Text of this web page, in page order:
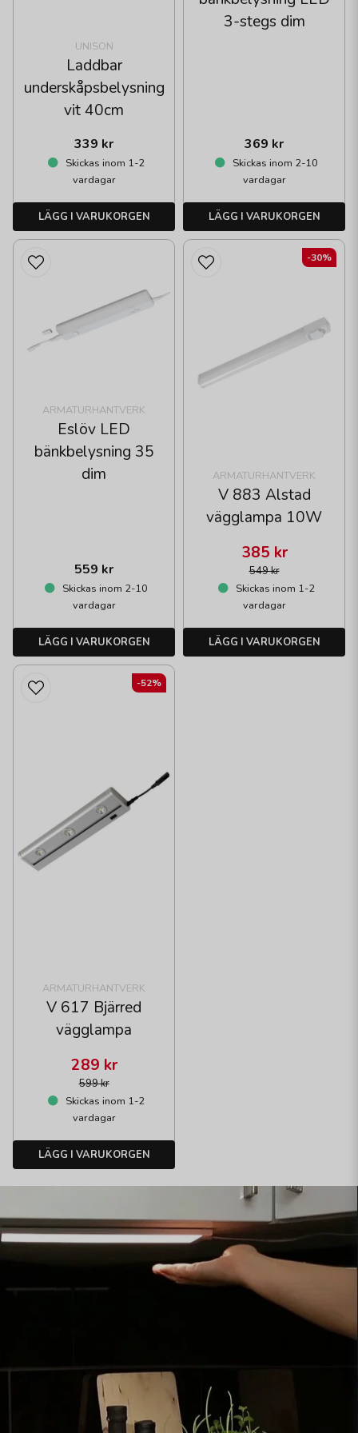
UNISON
Laddbar
underskåpsbelysning
vit 40cm
339 kr
Skickas inom 1-2
vardagar
LÄGG I VARUKORGEN
3-stegs dim
369 kr
Skickas inom 2-10
vardagar
LÄGG I VARUKORGEN
ARMATURHANTVERK
Eslöv LED
bänkbelysning 35
dim
559 kr
Skickas inom 2-10
vardagar
LÄGG I VARUKORGEN
ARMATURHANTVERK
V 883 Alstad
vägglampa 10W
549 kr
385 kr
Skickas inom 1-2
vardagar
LÄGG I VARUKORGEN
-30%
ARMATURHANTVERK
V 617 Bjärred
vägglampa
599 kr
289 kr
Skickas inom 1-2
vardagar
LÄGG I VARUKORGEN
-52%